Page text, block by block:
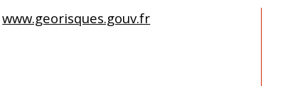
www.georisques.gouv.fr